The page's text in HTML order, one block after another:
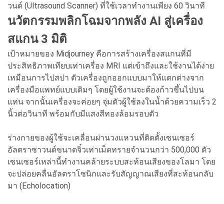
วนด์ (Ultrasound Scanner) ที่ใช้เวลาทำงานเพียง 60 วินาที
นวัตกรรมพลิกโฉมจากพลัง AI สู่เครื่อง
สแกน 3 มิติ
เป้าหมายของ Midjourney คือการสร้างเครื่องสแกนที่มี
ประสิทธิภาพเทียบเท่าเครื่อง MRI แต่เข้าถึงและใช้งานได้ง่าย
เหมือนการไปสปา ตัวเครื่องถูกออกแบบมาให้แตกต่างจาก
เครื่องมือแพทย์แบบเดิมๆ โดยผู้ใช้งานจะต้องก้าวขึ้นไปบน
แท่น จากนั้นเครื่องจะค่อยๆ จุ่มตัวผู้ใช้ลงในน้ำด้วยความเร็ว 2
นิ้วต่อวินาที พร้อมกับมีแสงสีทองล้อมรอบตัว
ร่างกายของผู้ใช้จะเคลื่อนผ่านวงแหวนที่ติดตั้งเซนเซอร์
อัลตราซาวนด์ขนาดจิ๋วเท่าเม็ดทรายจำนวนกว่า 500,000 ตัว
เซนเซอร์เหล่านี้ทำงานคล้ายระบบสะท้อนเสียงของโลมา โดย
จะปล่อยคลื่นอัลตราโซนิกและรับสัญญาณเสียงที่สะท้อนกลับ
มา (Echolocation)